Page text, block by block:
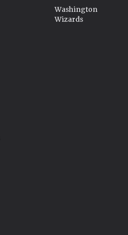
Washington
Wizards